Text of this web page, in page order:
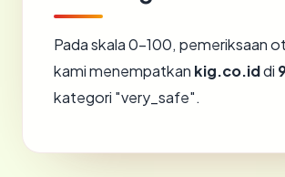
Pada skala 0-100, pemeriksaan
kami menempatkan kig.co.iddi
kategori "very_safe".